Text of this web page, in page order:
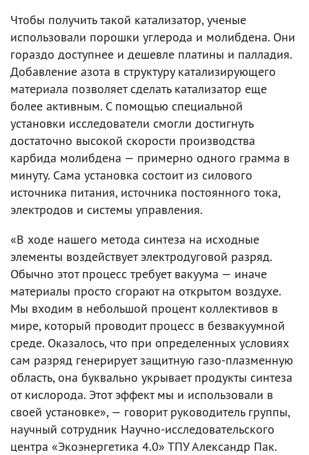
Чтобы получить такой катализатор, ученые
использовали порошки углерода и молибдена. Они
гораздо доступнее и дешевле платины и палладия.
Добавление азота в структуру катализирующего
материала позволяет сделать катализатор еще
более активным. С помощью специальной
установки исследователи смогли достигнуть
достаточно высокой скорости производства
карбида молибдена — примерно одного грамма в
минуту. Сама установка состоит из силового
источника питания, источника постоянного тока,
электродов и системы управления.
«В ходе нашего метода синтеза на исходные
элементы воздействует электродуговой разряд.
Обычно этот процесс требует вакуума — иначе
материалы просто сгорают на открытом воздухе.
Мы входим в небольшой процент коллективов в
мире, который проводит процесс в безвакуумной
среде. Оказалось, что при определенных условиях
сам разряд генерирует защитную газо-плазменную
область, она буквально укрывает продукты синтеза
от кислорода. Этот эффект мы и использовали в
своей установке», — говорит руководитель группы,
научный сотрудник Научно-исследовательского
центра «Экоэнергетика 4.0» ТПУ Александр Пак.